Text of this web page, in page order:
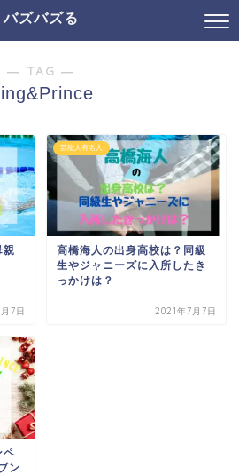
バズバズる
― TAG ―
親
7日
芸能人有名人
高橋海人の出身高校は？同級
生やジャニーズに入所したき
っかけは？
2021年7月7日
ペ
ン